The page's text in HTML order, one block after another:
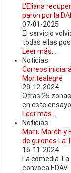
L'Eliana
parón por la
07-01-2025
El servicio
todas ellas
Leer más...
Noticias
Correos
Montealegre
28-12-2024
Otras 25
en este ensayo.
Leer más...
Noticias
Manu March y
de guiones La
16-11-2024
La comedia
convoca EDAV.